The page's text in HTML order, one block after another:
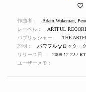
作曲者： Adam Wakeman
レーベル：
ARTFUL
パブリッシャー：
THE
説明：
パワフルなロック・
リリース日：
2008-12-22 /
ユーザーメモ：